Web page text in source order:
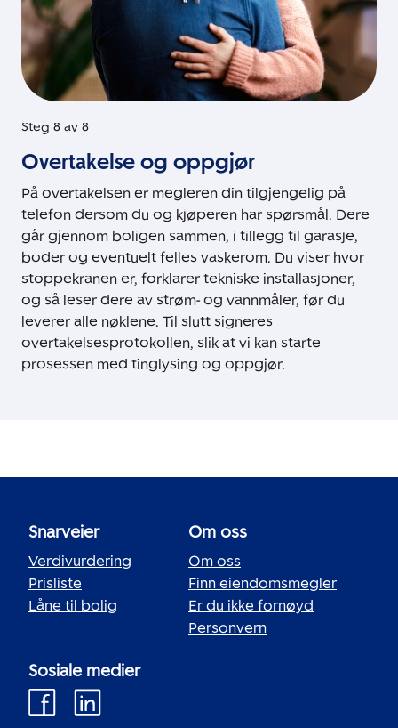
Steg 8 av 8
Overtakelse og oppgjør
På overtakelsen er megleren din tilgjengelig på
telefon dersom du og kjøperen har spørsmål. Dere
går gjennom boligen sammen, i tillegg til garasje,
boder og eventuelt felles vaskerom. Du viser hvor
stoppekranen er, forklarer tekniske installasjoner,
og så leser dere av strøm- og vannmåler, før du
leverer alle nøklene. Til slutt signeres
overtakelsesprotokollen, slik at vi kan starte
prosessen med tinglysing og oppgjør.
Snarveier
Verdivurdering
Prisliste
Låne til bolig
Om oss
Om oss
Finn eiendomsmegler
Er du ikke fornøyd
Personvern
Sosiale medier